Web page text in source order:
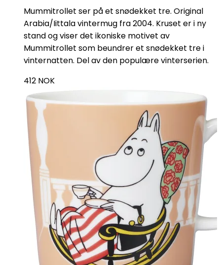
Mummitrollet ser på et snødekket tre. Original
Arabia/Iittala vintermug fra 2004. Kruset er i ny
stand og viser det ikoniske motivet av
Mummitrollet som beundrer et snødekket tre i
vinternatten. Del av den populære vinterserien.
412 NOK